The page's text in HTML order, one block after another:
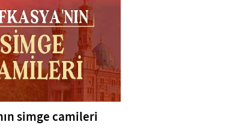
simge camileri